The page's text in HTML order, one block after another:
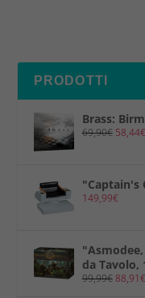
PRODOTTI
Brass:
69,90€ 58,44€
"Captain's
149,99€
da Tavolo,
99,99€88,91€